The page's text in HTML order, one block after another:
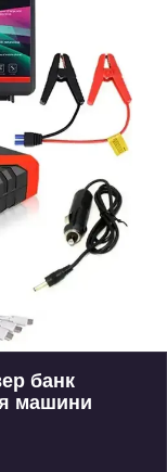
банк
машини